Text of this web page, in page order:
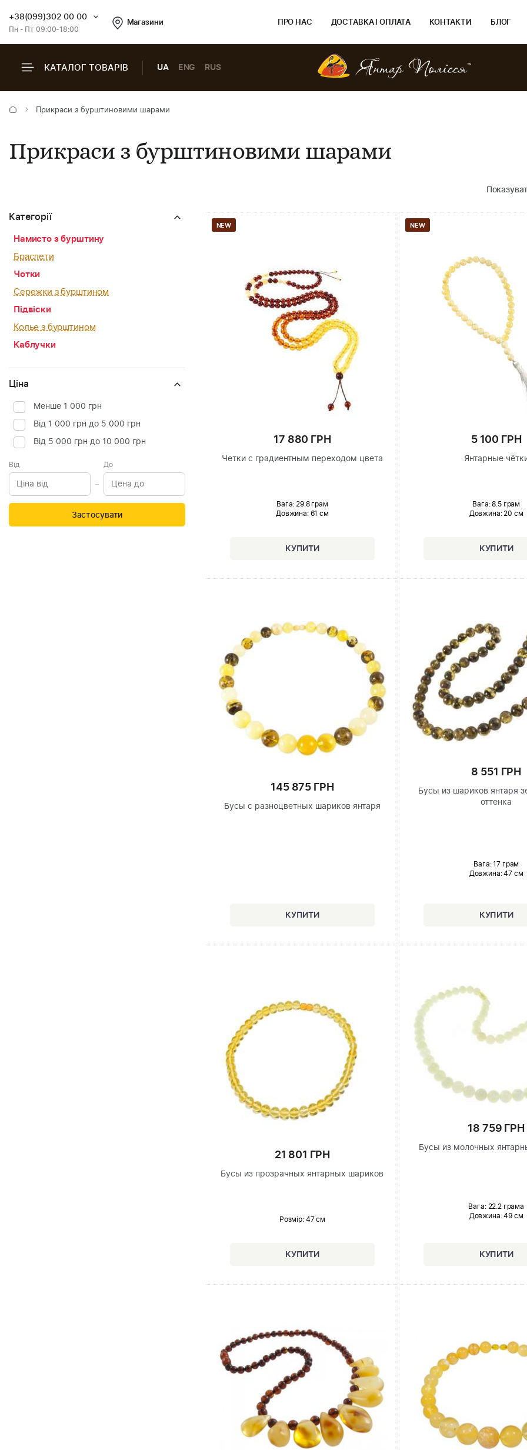
+38(099)302 00 00
Пн - Пт 09:00-18:00
Магазини ПРО НАС ДОСТАВКА І ОПЛАТА КОНТАКТИ БЛОГ
КАТАЛОГ ТОВАРІВ UA ENG RUS
Прикраси з бурштиновими шарами
Прикраси з бурштиновими шарами
Категорії
Намисто з бурштину
Браслети
Чотки
Сережки з бурштином
Підвіски
Колье з бурштином
Каблучки
Ціна
Менше 1 000 грн
Від 1 000 грн до 5 000 грн
Від 5 000 грн до 10 000 грн
Від До
Застосувати
NEW
17 880 ГРН
Четки с градиентным переходом цвета
Вага: 29.8 грам
Довжина:61 см
NEW
5 100 ГРН
Янтарные
Вага: 8.5 грам
Довжина:20 см
145 875 ГРН
Бусы с разноцветных шариков янтаря
8 551 ГРН
Бусы из шариков янтаря
оттенка
Вага: 17 грам
Довжина:47 см
21 801 ГРН
Бусы из прозрачных янтарных шариков
Розмір: 47 см
18 759 ГРН
Бусы из молочных
Вага: 22.2 грама
Довжина:49 см